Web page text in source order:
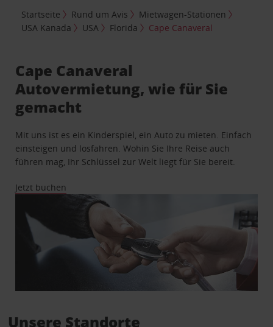
Startseite Rund um Avis
Mietwagen-Stationen
USA Kanada
USA Florida Cape Canaveral
Cape Canaveral
Autovermietung, wie für Sie
gemacht
Mit uns ist es ein Kinderspiel, ein Auto zu mieten. Einfach
einsteigen und losfahren. Wohin Sie Ihre Reise auch
führen mag, Ihr Schlüssel zur Welt liegt für Sie bereit.
Jetzt buchen
Unsere Standorte